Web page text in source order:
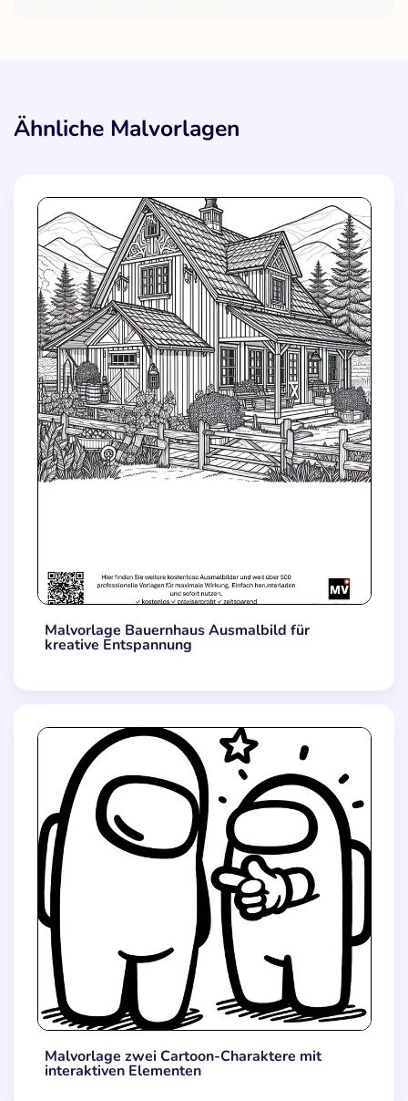
Ähnliche Malvorlagen
Malvorlage Bauernhaus Ausmalbild für
kreative Entspannung
Malvorlage zwei Cartoon-Charaktere mit
interaktiven Elementen